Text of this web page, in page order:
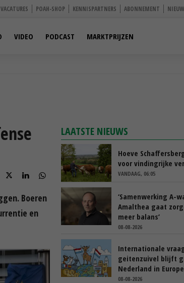
VACATURES POAH-SHOP KENNISPARTNERS ABONNEMENT
VIDEO PODCAST MARKTPRIJZEN
Boeren
en
LAATSTE NIEUWS
Hoeve
voor vindingrijke
VANDAAG, 06:05
‘Samenwerking A-
Amalthea gaat
meer balans’
08-08-2026
Internationale
geitenzuivel blijft
Nederland in
08-08-2026